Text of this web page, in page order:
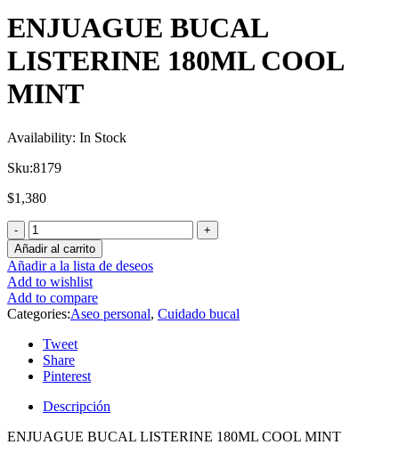
ENJUAGUE BUCAL
LISTERINE 180ML COOL
MINT
Availability: In Stock
Sku:8179
$1,380
Añadir al carrito
Añadir a la lista de deseos
Add to wishlist
Add to compare
Categories:Aseo personal, Cuidado bucal
Tweet
Share
Pinterest
Descripción
ENJUAGUE BUCAL LISTERINE 180ML COOL MINT